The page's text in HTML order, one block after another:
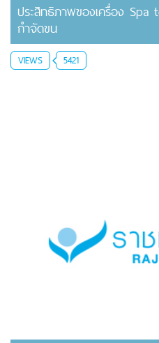
ประสิทธิภาพของเครื่อง
กำจัดขน
VIEWS 5421